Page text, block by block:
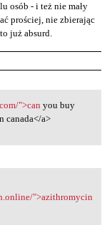
osób - i też nie mały
prościej, nie zbierając
już absurd.
">can you buy
canada</a>
">azithromycin